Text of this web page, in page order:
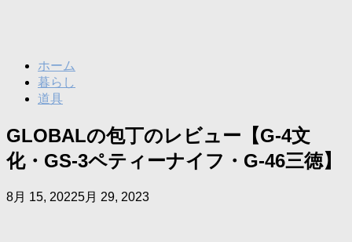
ホーム
暮らし
道具
GLOBALの包丁のレビュー【G-4文
化・GS-3ペティーナイフ・G-46三徳】
8月 15, 20225月 29, 2023